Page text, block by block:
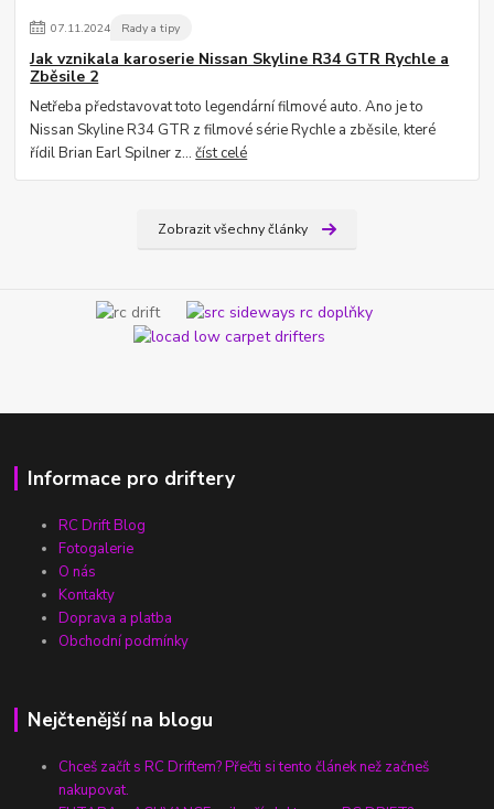
07.11.2024 Rady a tipy
Jak vznikala karoserie Nissan Skyline R34 GTR Rychle a
Zběsile 2
Netřeba představovat toto legendární filmové auto. Ano je to
Nissan Skyline R34 GTR z filmové série Rychle a zběsile, které
řídil Brian Earl Spilner z...číst celé
Zobrazit všechny články
Informace pro driftery
RC Drift Blog
Fotogalerie
O nás
Kontakty
Doprava a platba
Obchodní podmínky
Nejčtenější na blogu
Chceš začít s RC Driftem? Přečti si tento článek než začneš
nakupovat.